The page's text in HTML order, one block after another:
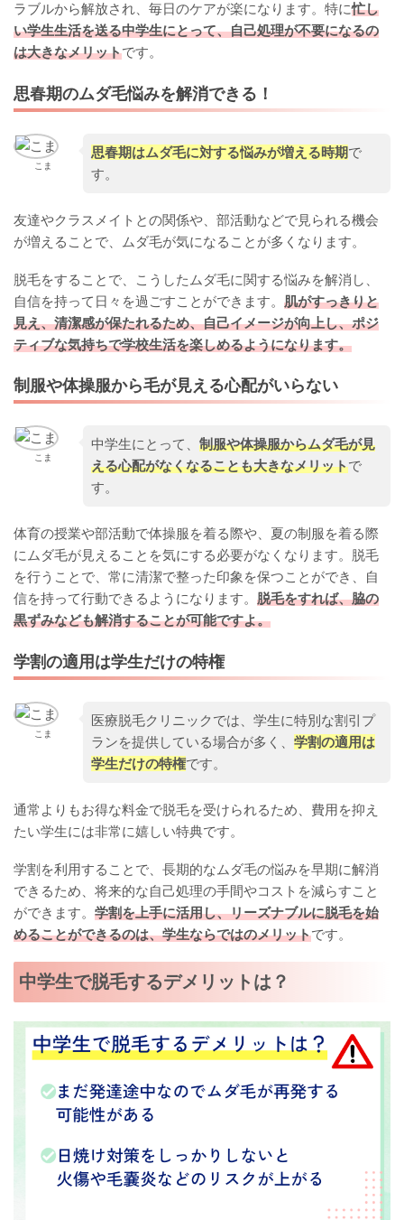
ラブルから解放され、毎日のケアが楽になります。特に忙し
い学生生活を送る中学生にとって、自己処理が不要になるの
は大きなメリットです。
思春期のムダ毛悩みを解消できる！
こま
思春期はムダ毛に対する悩みが増える時期で
す。
友達やクラスメイトとの関係や、部活動などで見られる機会
が増えることで、ムダ毛が気になることが多くなります。
脱毛をすることで、こうしたムダ毛に関する悩みを解消し、
自信を持って日々を過ごすことができます。 肌がすっきりと
見え、清潔感が保たれるため、自己イメージが向上し、ポジ
ティブな気持ちで学校生活を楽しめるようになります。
制服や体操服から毛が見える心配がいらない
こま
中学生にとって、 制服や体操服からムダ毛が見
える心配がなくなることも大きなメリットで
す。
体育の授業や部活動で体操服を着る際や、夏の制服を着る際
にムダ毛が見えることを気にする必要がなくなります。脱毛
を行うことで、常に清潔で整った印象を保つことができ、自
信を持って行動できるようになります。 脱毛をすれば、脇の
黒ずみなども解消することが可能ですよ。
学割の適用は学生だけの特権
こま
医療脱毛クリニックでは、学生に特別な割引プ
ランを提供している場合が多く、 学割の適用は
学生だけの特権です。
通常よりもお得な料金で脱毛を受けられるため、費用を抑え
たい学生には非常に嬉しい特典です。
学割を利用することで、長期的なムダ毛の悩みを早期に解消
できるため、将来的な自己処理の手間やコストを減らすこと
ができます。 学割を上手に活用し、リーズナブルに脱毛を始
めることができるのは、学生ならではのメリットです。
中学生で脱毛するデメリットは？